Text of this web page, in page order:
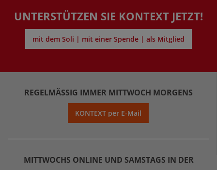
UNTERSTÜTZEN SIE KONTEXT JETZT!
mit dem Soli | mit einer Spende | als Mitglied
REGELMÄSSIG IMMER MITTWOCH MORGENS
KONTEXT per E-Mail
MITTWOCHS ONLINE UND SAMSTAGS IN DER